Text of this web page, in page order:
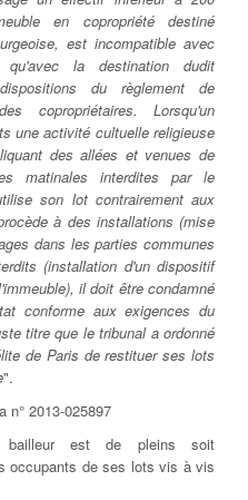
en copropriété destiné
est incompatible avec
la destination dudit
du règlement de
copropriétaires. Lorsqu'un
une activité cultuelle religieuse
des allées et venues de
matinales interdites par le
son lot contrairement aux
à des installations (mise
dans les parties communes
(installation d'un dispositif
il doit être condamné
conforme aux exigences du
titre que le tribunal a ordonné
de Paris de restituer ses lots
".
n° 2013-025897
bailleur est de pleins soit
occupants de ses lots vis à vis